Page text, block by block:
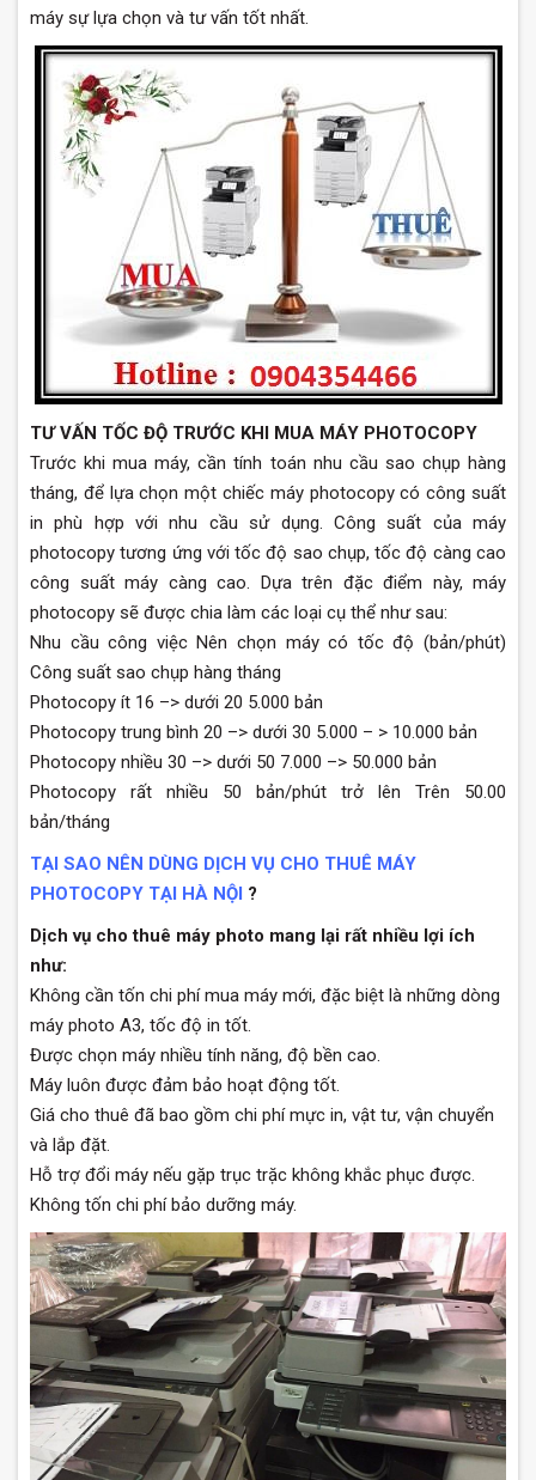
máy sự lựa chọn và tư vấn tốt nhất.
TƯ VẤN TỐC ĐỘ TRƯỚC KHI MUA MÁY PHOTOCOPY
Trước khi mua máy, cần tính toán nhu cầu sao chụp hàng
tháng, để lựa chọn một chiếc máy photocopy có công suất
in phù hợp với nhu cầu sử dụng. Công suất của máy
photocopy tương ứng với tốc độ sao chụp, tốc độ càng cao
công suất máy càng cao. Dựa trên đặc điểm này, máy
photocopy sẽ được chia làm các loại cụ thể như sau:
Nhu cầu công việc Nên chọn máy có tốc độ (bản/phút)
Công suất sao chụp hàng tháng
Photocopy ít 16 –> dưới 20 5.000 bản
Photocopy trung bình 20 –> dưới 30 5.000 – > 10.000 bản
Photocopy nhiều 30 –> dưới 50 7.000 –> 50.000 bản
Photocopy rất nhiều 50 bản/phút trở lên Trên 50.00
bản/tháng
TẠI SAO NÊN DÙNG DỊCH VỤ CHO THUÊ MÁY
PHOTOCOPY TẠI HÀ NỘI ?
Dịch vụ cho thuê máy photo mang lại rất nhiều lợi ích
như:
Không cần tốn chi phí mua máy mới, đặc biệt là những dòng
máy photo A3, tốc độ in tốt.
Được chọn máy nhiều tính năng, độ bền cao.
Máy luôn được đảm bảo hoạt động tốt.
Giá cho thuê đã bao gồm chi phí mực in, vật tư, vận chuyển
và lắp đặt.
Hỗ trợ đổi máy nếu gặp trục trặc không khắc phục được.
Không tốn chi phí bảo dưỡng máy.